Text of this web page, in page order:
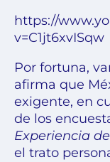
https://
v=C1jt6xvISqw
Por fortuna,
afirma que
exigente, en
de los
Experiencia
el trato